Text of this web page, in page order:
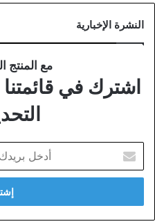
النشرة الإخبارية
مع المنتج
اشترك في قائمتنا
بريدك
الإلكتروني